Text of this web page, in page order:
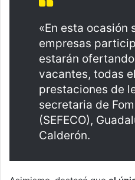
«En esta ocasión
empresas
estarán
vacantes, todas
prestaciones de
secretaria de
(SEFECO),
Calderón.